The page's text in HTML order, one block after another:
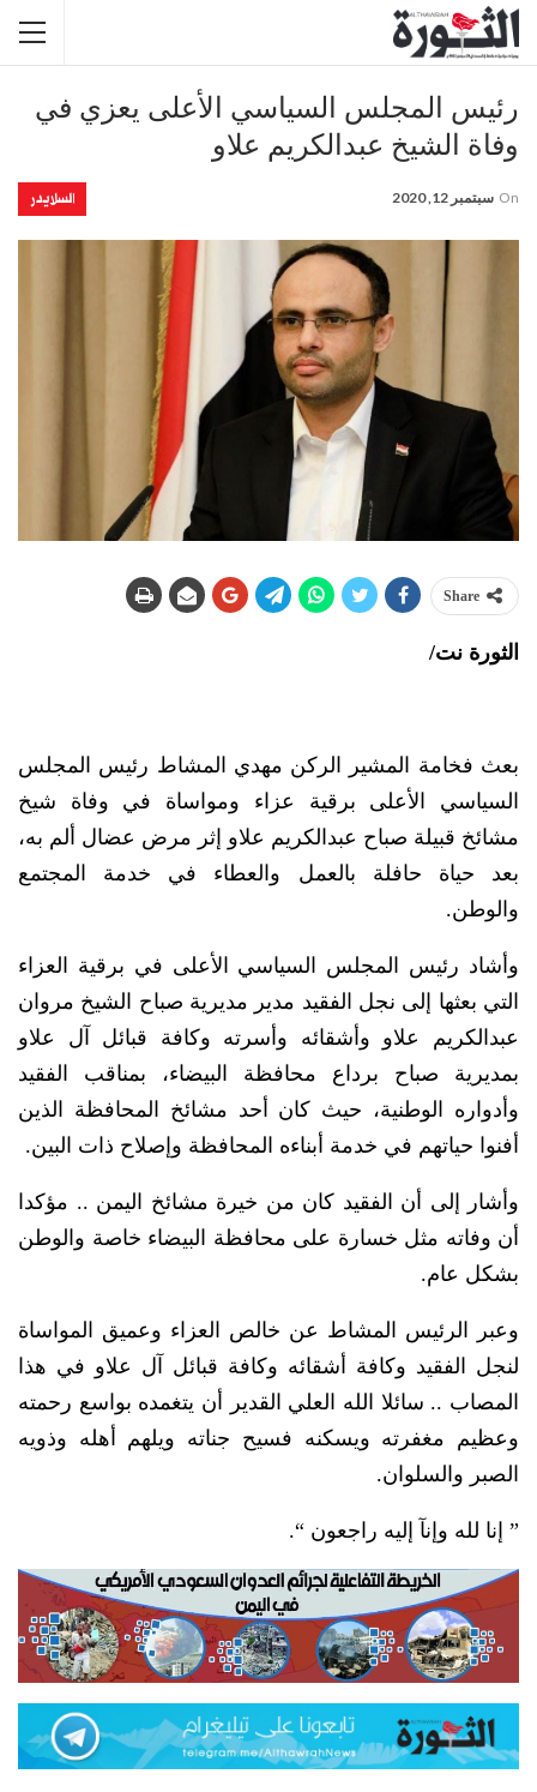
رئيس المجلس السياسي الأعلى يعزي في
وفاة الشيخ عبدالكريم علاو
السلايدر On سبتمبر 12, 2020
Share
الثورة نت/
بعث فخامة المشير الركن مهدي المشاط رئيس المجلس
السياسي الأعلى برقية عزاء ومواساة في وفاة شيخ
مشائخ قبيلة صباح عبدالكريم علاو إثر مرض عضال ألم به،
بعد حياة حافلة بالعمل والعطاء في خدمة المجتمع
والوطن.
وأشاد رئيس المجلس السياسي الأعلى في برقية العزاء
التي بعثها إلى نجل الفقيد مدير مديرية صباح الشيخ مروان
عبدالكريم علاو وأشقائه وأسرته وكافة قبائل آل علاو
بمديرية صباح برداع محافظة البيضاء، بمناقب الفقيد
وأدواره الوطنية، حيث كان أحد مشائخ المحافظة الذين
أفنوا حياتهم في خدمة أبناءه المحافظة وإصلاح ذات البين.
وأشار إلى أن الفقيد كان من خيرة مشائخ اليمن .. مؤكدا
أن وفاته مثل خسارة على محافظة البيضاء خاصة والوطن
بشكل عام.
وعبر الرئيس المشاط عن خالص العزاء وعميق المواساة
لنجل الفقيد وكافة أشقائه وكافة قبائل آل علاو في هذا
المصاب .. سائلا الله العلي القدير أن يتغمده بواسع رحمته
وعظيم مغفرته ويسكنه فسيح جناته ويلهم أهله وذويه
الصبر والسلوان.
” إنا لله وإنآ إليه راجعون “.